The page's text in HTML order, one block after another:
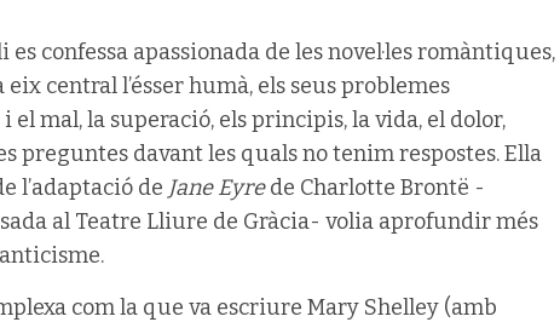
confessa apassionada de les novel·les romàntiques,
central l’ésser humà, els seus problemes
el mal, la superació, els principis, la vida, el dolor,
preguntes davant les quals no tenim respostes. Ella
l’adaptació de Jane Eyrede Charlotte Brontë -
al Teatre Lliure de Gràcia- volia aprofundir més
com la que va escriure Mary Shelley (amb